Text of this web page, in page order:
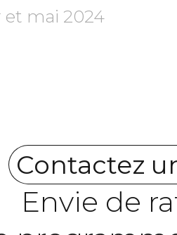
et mai 2024
Contactez
Envie de